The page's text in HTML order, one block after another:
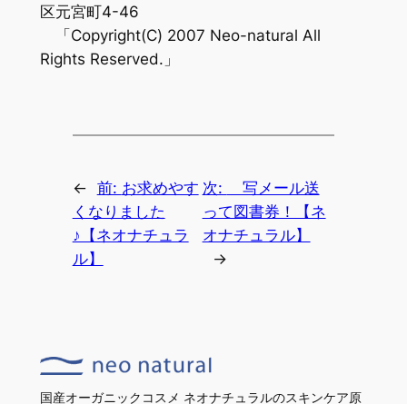
区元宮町4-46
「Copyright(C) 2007 Neo-natural All
Rights Reserved.」
← 前: お求めやす
くなりました
♪【ネオナチュラ
ル】
次:
写メール送
って図書券！【ネ
オナチュラル】
→
国産オーガニックコスメ ネオナチュラルのスキンケア原